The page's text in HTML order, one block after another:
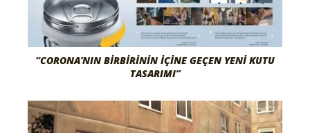
“CORONA’NIN BIRBIRININ İÇINE GEÇEN YENI KUTU
TASARIMI”